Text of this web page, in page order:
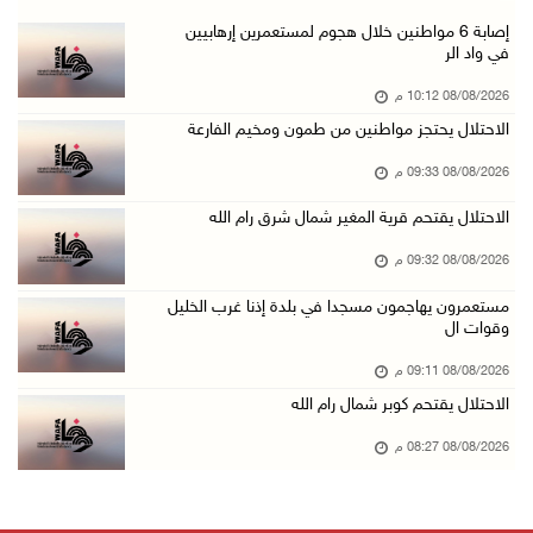
الجامعة العربية الأمريكية تختتم فعاليات تخريج ...
08/آب/2026 06:20 م
إصابات بالاختناق خلال اقتحام الاحتلال قرية ال ...
الحايك: نقود جهودا وطنية لحماية المواقع الأثر ...
08/آب/2026 04:50 م
أطفال مبتورو الأطراف يتحدّون الألم بكرة القدم ...
جلسة لمجلس الأمن بشأن الضفة الغربية الثلاثاء ...
08/آب/2026 04:03 م
50 طفلا وطفلة من القدس يستعدون للمغادرة إلى ا ...
08/آب/2026 03:51 م
إصابة 6 مواطنين خلال هجوم لمستعمرين إرهابيين
في واد الر
08/08/2026 10:12 م
الاحتلال يحتجز مواطنين من طمون ومخيم الفارعة
08/08/2026 09:33 م
الاحتلال يقتحم قرية المغير شمال شرق رام الله
08/08/2026 09:32 م
مستعمرون يهاجمون مسجدا في بلدة إذنا غرب الخليل
وقوات ال
08/08/2026 09:11 م
الاحتلال يقتحم كوبر شمال رام الله
08/08/2026 08:27 م